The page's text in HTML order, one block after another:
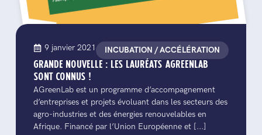
9 janvier 2021 INCUBATION / ACCÉLÉRATION
GRANDE NOUVELLE : LES LAURÉATS AGREENLAB
SONT CONNUS !
AGreenLab est un programme d’accompagnement
d’entreprises et projets évoluant dans les secteurs des
agro-industries et des énergies renouvelables en
Afrique. Financé par l’Union Européenne et [...]